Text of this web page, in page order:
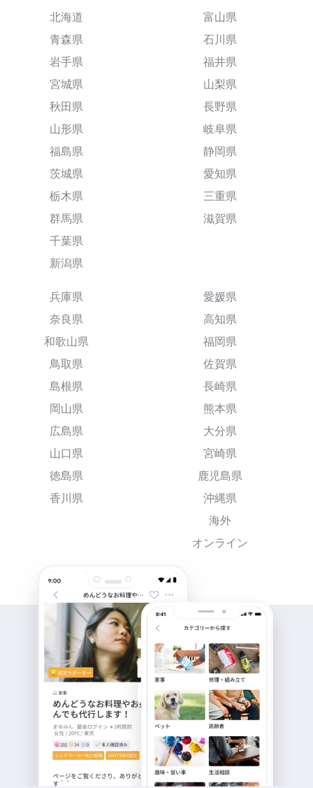
北海道
青森県
岩手県
宮城県
秋田県
山形県
福島県
茨城県
栃木県
群馬県
千葉県
新潟県
富山県
石川県
福井県
山梨県
長野県
岐阜県
静岡県
愛知県
三重県
滋賀県
兵庫県
奈良県
和歌山県
鳥取県
島根県
岡山県
広島県
山口県
徳島県
香川県
愛媛県
高知県
福岡県
佐賀県
長崎県
熊本県
大分県
宮崎県
鹿児島県
沖縄県
海外
オンライン